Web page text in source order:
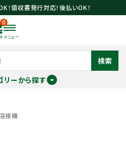
！領収書発行対応！後払いOK！
0
メニュー
検索
リーから探す
会員登録
接機